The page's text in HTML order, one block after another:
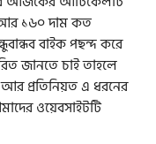
১৬০ দাম কত
বাইক পছন্দ করে
জানতে চাই তাহলে
প্রতিনিয়ত এ ধরনের
ওয়েবসাইটটি